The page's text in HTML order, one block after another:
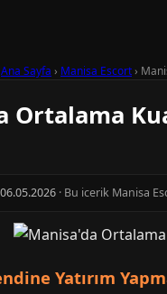
Ana Sayfa › Manisa Escort›
Ortalama
06.05.2026 · Bu icerik Manisa
Yatırım